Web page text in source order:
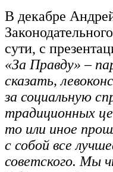
В декабре
сути, с
«За Правду» –
сказать,
за социальную
традиционных
то или иное
с собой все
советского. Мы